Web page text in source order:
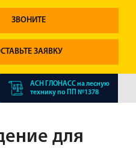
ЗВОНИТЕ
ЗАЯВКУ
АСН ГЛОНАСС на лесную
технику по ПП №1378
для